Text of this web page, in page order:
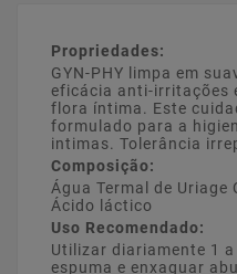
Propriedades:
GYN-PHY limpa em
eficácia anti-irritações
flora íntima. Este
formulado para a
intimas. Tolerância
Composição:
Água Termal de Uriage
Ácido láctico
Uso Recomendado:
Utilizar diariamente 1
espuma e enxaguar